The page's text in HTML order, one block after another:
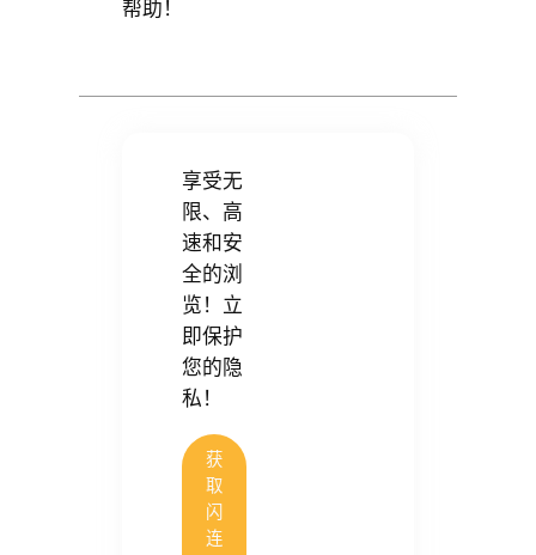
帮助！
享受无
限、高
速和安
全的浏
览！立
即保护
您的隐
私！
获
取
闪
连